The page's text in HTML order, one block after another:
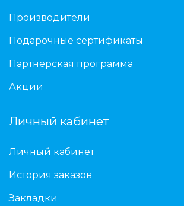
Производители
Подарочные сертификаты
Партнёрская программа
Акции
Личный кабинет
Личный кабинет
История заказов
Закладки